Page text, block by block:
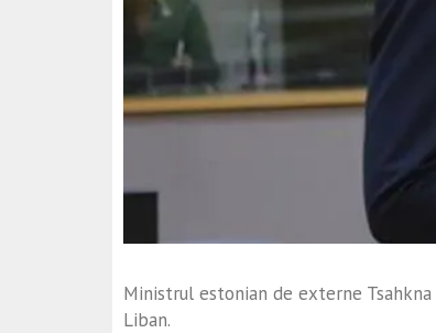
Ministrul estonian de externe Tsahkna
Liban.